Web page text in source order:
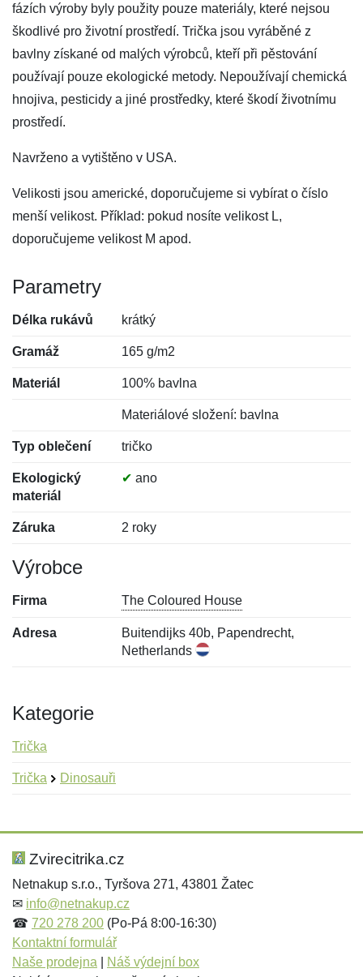
fázích výroby byly použity pouze materiály, které nejsou
škodlivé pro životní prostředí. Trička jsou vyráběné z
bavlny získané od malých výrobců, kteří při pěstování
používají pouze ekologické metody. Nepoužívají chemická
hnojiva, pesticidy a jiné prostředky, které škodí životnímu
prostředí.
Navrženo a vytištěno v USA.
Velikosti jsou americké, doporučujeme si vybírat o číslo
menší velikost. Příklad: pokud nosíte velikost L,
doporučujeme velikost M apod.
Parametry
Délka rukávů krátký
Gramáž 165 g/m2
Materiál 100% bavlna
Materiálové složení: bavlna
Typ oblečení tričko
Ekologický
materiál
✔ ano
Záruka 2 roky
Výrobce
Firma The Coloured House
Adresa
Buitendijks 40b, Papendrecht,
Netherlands
Kategorie
Trička
Trička Dinosauři
Hodnocení:
Jméno: *
Jméno:
E-mail:*
Zvirecitrika.cz
Netnakup s.r.o., Tyršova 271, 43801 Žatec
✉ info@netnakup.cz
☎ 720 278 200 (Po-Pá 8:00-16:30)
Kontaktní formulář
Naše prodejna
Náš výdejní box